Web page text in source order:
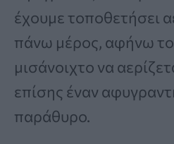
έχουμε τοποθετήσει
πάνω μέρος, αφήνω
μισάνοιχτο να
επίσης έναν
παράθυρο.